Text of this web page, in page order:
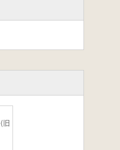
旧